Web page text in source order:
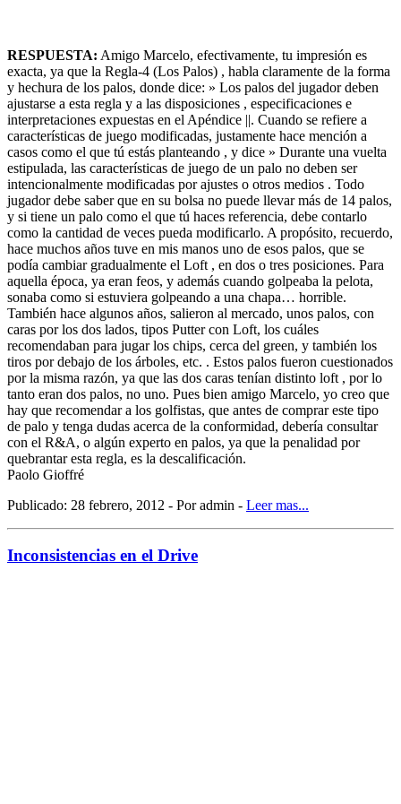
RESPUESTA: Amigo Marcelo, efectivamente, tu impresión es
exacta, ya que la Regla-4 (Los Palos) , habla claramente de la forma
y hechura de los palos, donde dice: » Los palos del jugador deben
ajustarse a esta regla y a las disposiciones , especificaciones e
interpretaciones expuestas en el Apéndice ||. Cuando se refiere a
características de juego modificadas, justamente hace mención a
casos como el que tú estás planteando , y dice » Durante una vuelta
estipulada, las características de juego de un palo no deben ser
intencionalmente modificadas por ajustes o otros medios . Todo
jugador debe saber que en su bolsa no puede llevar más de 14 palos,
y si tiene un palo como el que tú haces referencia, debe contarlo
como la cantidad de veces pueda modificarlo. A propósito, recuerdo,
hace muchos años tuve en mis manos uno de esos palos, que se
podía cambiar gradualmente el Loft , en dos o tres posiciones. Para
aquella época, ya eran feos, y además cuando golpeaba la pelota,
sonaba como si estuviera golpeando a una chapa… horrible.
También hace algunos años, salieron al mercado, unos palos, con
caras por los dos lados, tipos Putter con Loft, los cuáles
recomendaban para jugar los chips, cerca del green, y también los
tiros por debajo de los árboles, etc. . Estos palos fueron cuestionados
por la misma razón, ya que las dos caras tenían distinto loft , por lo
tanto eran dos palos, no uno. Pues bien amigo Marcelo, yo creo que
hay que recomendar a los golfistas, que antes de comprar este tipo
de palo y tenga dudas acerca de la conformidad, debería consultar
con el R&A, o algún experto en palos, ya que la penalidad por
quebrantar esta regla, es la descalificación.
Paolo Gioffré
Publicado: 28 febrero, 2012 - Por admin - Leer mas...
Inconsistencias en el Drive